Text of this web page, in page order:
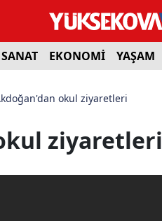
EKONOMİ YAŞAM
okul ziyaretleri
ziyaretleri